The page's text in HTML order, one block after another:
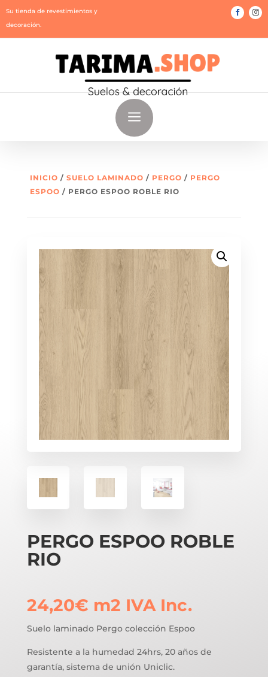
Su tienda de revestimientos y
decoración.
a
INICIO / SUELO LAMINADO / PERGO / PERGO
ESPOO / PERGO ESPOO ROBLE RIO
PERGO ESPOO ROBLE
RIO
24,20€ m2 IVA Inc.
Suelo laminado Pergo colección Espoo
Resistente a la humedad 24hrs, 20 años de
garantía, sistema de unión Uniclic.